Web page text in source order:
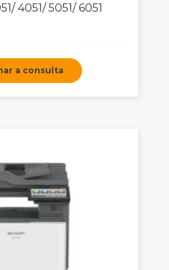
4051/ 5051/ 6051
a consulta